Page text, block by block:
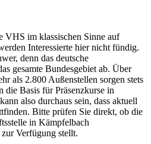
VHS im klassischen Sinne auf
Interessierte hier nicht fündig.
denn das deutsche
gesamte Bundesgebiet ab. Über
als 2.800 Außenstellen sorgen stets
die Basis für Präsenzkurse in
also durchaus sein, dass aktuell
Bitte prüfen Sie direkt, ob die
in Kämpfelbach
Verfügung stellt.